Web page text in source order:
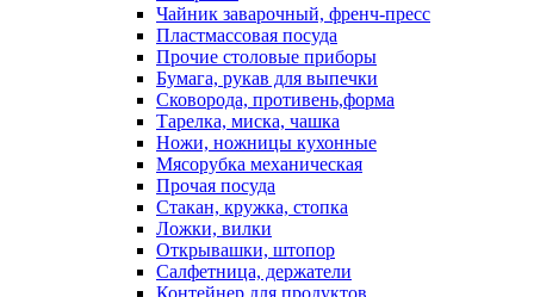
Чайник заварочный, френч-пресс
Пластмассовая посуда
Прочие столовые приборы
Бумага, рукав для выпечки
Сковорода, противень,форма
Тарелка, миска, чашка
Ножи, ножницы кухонные
Мясорубка механическая
Прочая посуда
Стакан, кружка, стопка
Ложки, вилки
Открывашки, штопор
Салфетница, держатели
Контейнер для продуктов